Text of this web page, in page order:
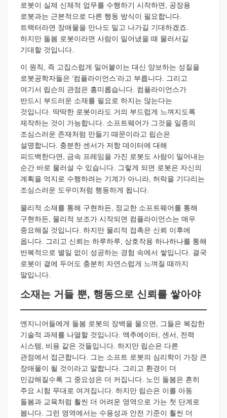
로봇이 실제 신체적 업무를 수행하기 시작하면, 공장용
로봇과는 근본적으로 다른 행동 방식이 필요합니다.
트랙터라면 장애물을 만나도 밀고 나가길 기대하겠죠.
하지만 돌봄 로봇이라면 사람이 밀어냈을 때 물러서길
기대할 것입니다.
이 원칙, 즉 고집스럽게 밀어붙이는 대신 양보하는 성질을
로봇공학자들은 ‘컴플라이언스’라고 부릅니다. 그리고
여기서 립슨의 관점은 흥미롭습니다. 컴플라이언스가
반드시 부드러운 소재를 필요로 하지는 않는다는
것입니다. 딱딱한 로봇이라도 거의 부드럽게 느껴지도록
제작하는 것이 가능합니다. 소프트웨어가 그것을 일종의
조심스러운 존재처럼 만들기 때문이라고 립슨은
설명합니다. 충분한 센서가 저항 데이터에 대해
피드백한다면, 금속 프레임을 가진 로봇도 사람이 밀어내는
순간 바로 물러설 수 있습니다. 그렇게 되면 로봇은 자신의
계획을 억지로 수행하려는 기계가 아니라, 허락을 기다리는
조심스러운 도우미처럼 행동하게 됩니다.
물리적 소재를 통해 구현하든, 정교한 소프트웨어를 통해
구현하든, 물리적 보조가 시작되면 컴플라이언스는 매우
중요해질 것입니다. 하지만 물리적 접촉은 신뢰 이후에
옵니다. 그리고 신뢰는 하루하루, 상호작용 하나하나를 통해
반복적으로 별일 없이 성공하는 경험 속에서 쌓입니다. 결국
로봇이 곁에 두어도 충분히 자연스럽게 느껴질 때까지
말입니다.
소재는 거들 뿐, 행동으로 신뢰를 쌓아야
엔지니어들에게 돌봄 로봇의 장벽을 물으면, 그들은 복잡한
기술적 과제를 나열할 것입니다. 액추에이터, 센서, 전력
시스템, 비용 같은 것들입니다. 하지만 립슨은 다른
관점에서 접근합니다. 그는 소프트 로봇의 심리학이 가장 큰
장애물이 될 것이라고 말합니다. 그리고 환경이 더
민감해질수록 그 중요성은 더 커집니다. 노인 돌봄은 흔히
주요 시험 무대로 여겨집니다. 하지만 립슨은 이를 아동
돌봄과 교육처럼 훨씬 더 어려운 영역으로 가는 첫 단계로
봅니다. 그런 영역에서는 수용성과 안전 기준이 훨씬 더